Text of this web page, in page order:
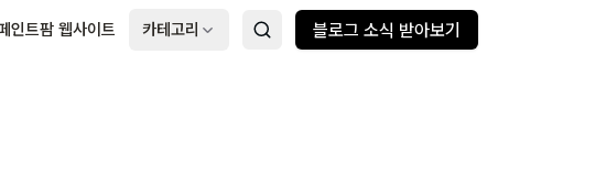
인트팜 웹사이트 카테고리 블로그 소식 받아보기